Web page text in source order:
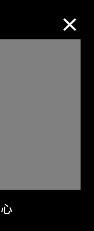
世紀視覺